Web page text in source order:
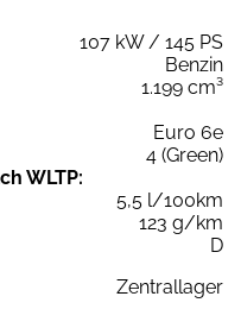
107 kW / 145 PS
Benzin
1.199 cm³
Euro 6e
4 (Green)
WLTP:
5,5 l/100km
123 g/km
D
Zentrallager